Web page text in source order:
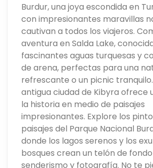
Burdur, una joya escondida en
con impresionantes maravillas
cautivan a todos los viajeros.
aventura en Salda Lake,
fascinantes aguas turquesas y
de arena, perfectas para una
refrescante o un picnic
antigua ciudad de Kibyra ofrece
la historia en medio de paisajes
impresionantes. Explore los
paisajes del Parque Nacional
donde los lagos serenos y los
bosques crean un telón de
senderismo y fotografía. No te